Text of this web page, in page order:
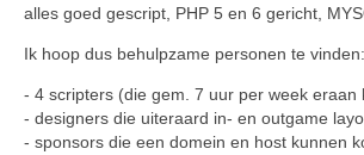
alles goed gescript, PHP 5 en 6 gericht,
Ik hoop dus behulpzame personen te vinden:
- 4 scripters (die gem. 7 uur per week eraan
- designers die uiteraard in- en outgame
- sponsors die een domein en host kunnen